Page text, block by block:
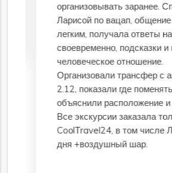
организовывать заранее.
Ларисой по вацап, общение
легким, получала ответы
своевременно, подсказки и
человеческое отношение.
Организовали трансфер с
2.12, показали где
объяснили расположение и
Все экскурсии заказала
CoоlТravel24, в том числе
дня +воздушный шар.